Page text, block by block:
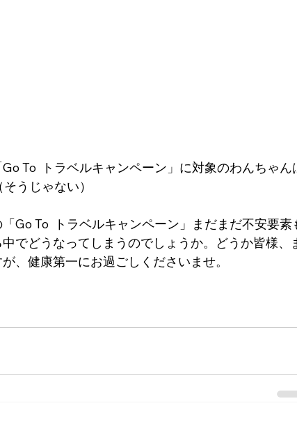
To  トラベルキャンペーン」に対象のわんちゃん
うじゃない）
Go To  トラベルキャンペーン」まだまだ不安要素
でどうなってしまうのでしょうか。どうか皆様、
、健康第一にお過ごしくださいませ。